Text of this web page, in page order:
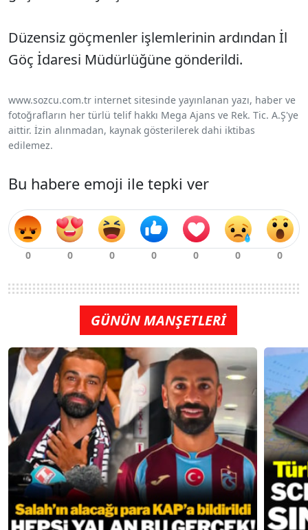
Düzensiz göçmenler işlemlerinin ardından İl
Göç İdaresi Müdürlüğüne gönderildi.
www.sozcu.com.tr internet sitesinde yayınlanan yazı, haber ve
fotoğrafların her türlü telif hakkı Mega Ajans ve Rek. Tic. A.Ş'ye
aittir. İzin alınmadan, kaynak gösterilerek dahi iktibas
edilemez.
Bu habere emoji ile tepki ver
GÜNÜN MANŞETLERİ